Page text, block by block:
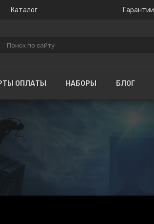
Каталог Гарантии
ОПЛАТЫ НАБОРЫ БЛОГ